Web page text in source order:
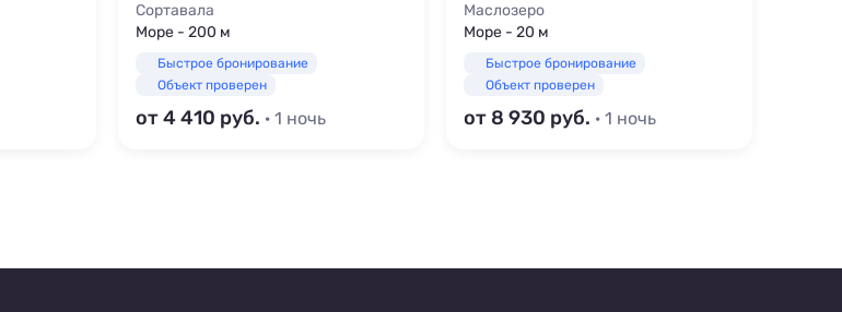
Сортавала
Море - 200 м
Быстрое бронирование
Объект проверен
от 4 410 · 1 ночь
Маслозеро
Море - 20 м
Быстрое бронирование
Объект проверен
от 8 930 · 1 ночь